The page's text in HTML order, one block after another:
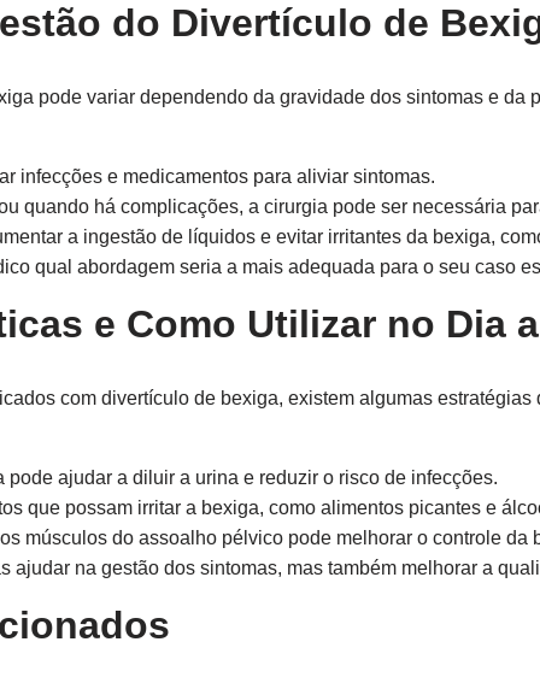
do Divertículo de
pode variar dependendo da gravidade dos sintomas e da
infecções e medicamentos para aliviar sintomas.
quando há complicações, a cirurgia pode ser necessária
a ingestão de líquidos e evitar irritantes da bexiga,
qual abordagem seria a mais adequada para o seu caso
e Como Utilizar no Dia
com divertículo de bexiga, existem algumas
ajudar a diluir a urina e reduzir o risco de infecções.
que possam irritar a bexiga, como alimentos picantes e
músculos do assoalho pélvico pode melhorar o controle da
ajudar na gestão dos sintomas, mas também melhorar a